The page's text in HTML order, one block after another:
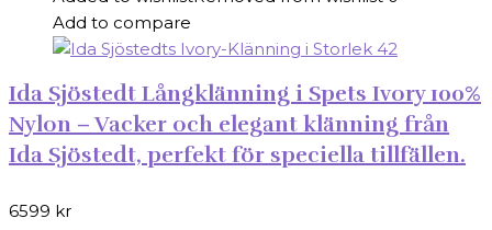
Add to compare
Ida Sjöstedt Långklänning i Spets Ivory 100%
Nylon – Vacker och elegant klänning från
Ida Sjöstedt, perfekt för speciella tillfällen.
6599 kr